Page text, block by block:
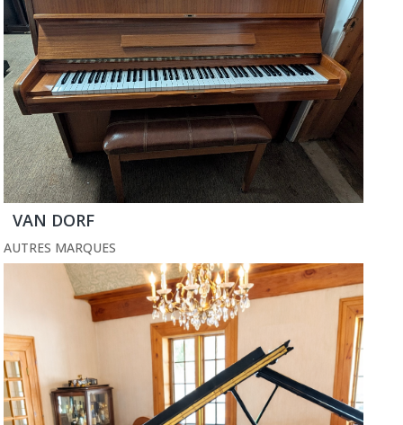
VAN DORF
AUTRES MARQUES